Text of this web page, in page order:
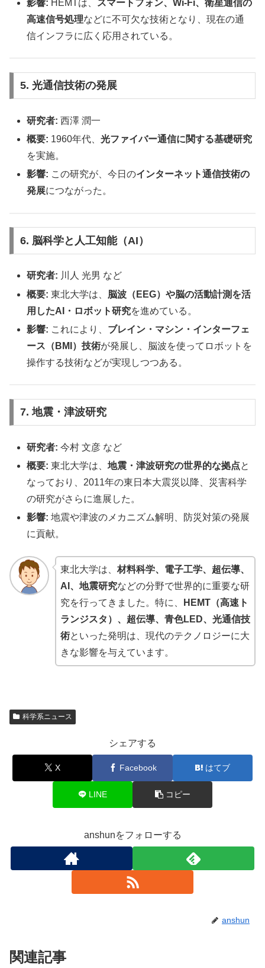
影響: HEMTは、
スマートフォン、Wi-Fi、衛星通信の
高速信号処理などに不可欠な技術となり、現在の通
信インフラに広く応用されている。
5. 光通信技術の発展
研究者: 西澤 潤一
概要: 1960年代、光ファイバー通信に関する基礎研究
を実施。
影響: この研究が、今日のインターネット通信技術の
発展につながった。
6. 脳科学と人工知能（AI）
研究者: 川人 光男 など
概要: 東北大学は、 脳波（EEG）や脳の活動計測を活
用したAI・ロボット研究を進めている。
影響: これにより、 ブレイン・マシン・インターフェ
ース（BMI）技術が発展し、脳波を使ってロボットを
操作する技術などが実現しつつある。
7. 地震・津波研究
研究者: 今村 文彦 など
概要: 東北大学は、地震・津波研究の世界的な拠点と
なっており、2011年の東日本大震災以降、災害科学
の研究がさらに進展した。
影響: 地震や津波のメカニズム解明、防災対策の発展
に貢献。
東北大学は、 材料科学、電子工学、超伝導、
AI、地震研究などの分野で世界的に重要な研
究を行ってきました。特に、
HEMT（高速ト
ランジスタ）、超伝導、青色LED、光通信技
術といった発明は、現代のテクノロジーに大
きな影響を与えています。
科学系ニュース
シェアする
X Facebook はてブ
LINE コピー
anshunをフォローする
anshun
関連記事